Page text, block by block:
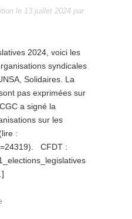
le 13 juillet 2024 par
2024, voici les
syndicales
Solidaires. La
pas exprimées sur
a signé la
sur les
:
CFDT :